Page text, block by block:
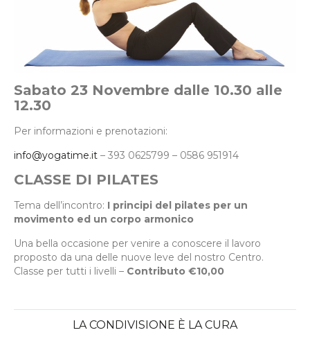
Sabato 23 Novembre dalle 10.30 alle
12.30
Per informazioni e prenotazioni:
info@yogatime.it – 393 0625799 – 0586 951914
CLASSE DI PILATES
Tema dell’incontro: I principi del pilates per un
movimento ed un corpo armonico
Una bella occasione per venire a conoscere il lavoro
proposto da una delle nuove leve del nostro Centro.
Classe per tutti i livelli – Contributo €10,00
LA CONDIVISIONE È LA CURA